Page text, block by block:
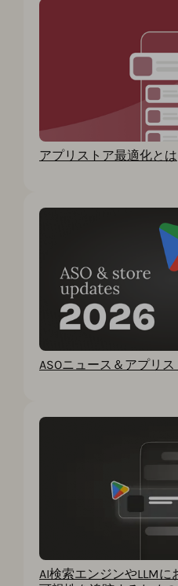
アプリストア最適化とは
ASOニュース＆アプリ
AI検索エンジンやLLM